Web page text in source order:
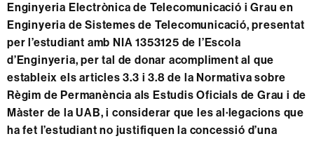
Enginyeria Electrònica de Telecomunicació i Grau en
Enginyeria de Sistemes de Telecomunicació, presentat
per l’estudiant amb NIA 1353125 de l’Escola
d’Enginyeria, per tal de donar acompliment al que
estableix els articles 3.3 i 3.8 de la Normativa sobre
Règim de Permanència als Estudis Oficials de Grau i de
Màster de la UAB, i considerar que les al·legacions que
ha fet l’estudiant no justifiquen la concessió d’una